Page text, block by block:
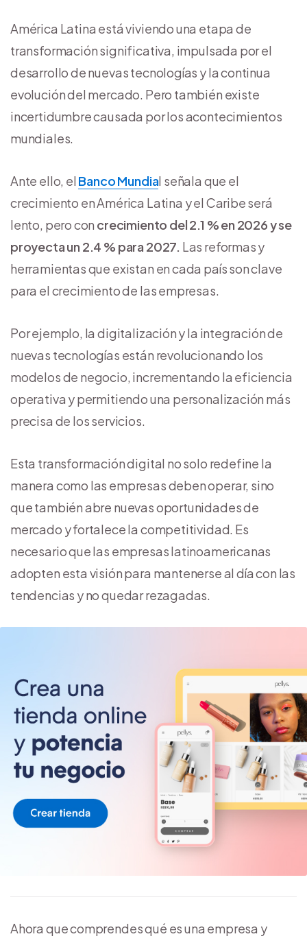
América Latina está viviendo una etapa de
transformación significativa, impulsada por el
desarrollo de nuevas tecnologías y la continua
evolución del mercado. Pero también existe
incertidumbre causada por los acontecimientos
mundiales.
Ante ello, el Banco Mundial señala que el
crecimiento en América Latina y el Caribe será
lento, pero con crecimiento del 2.1 % en 2026 y se
proyecta un 2.4 % para 2027. Las reformas y
herramientas que existan en cada país son clave
para el crecimiento de las empresas.
Por ejemplo, la digitalización y la integración de
nuevas tecnologías están revolucionando los
modelos de negocio, incrementando la eficiencia
operativa y permitiendo una personalización más
precisa de los servicios.
Esta transformación digital no solo redefine la
manera como las empresas deben operar, sino
que también abre nuevas oportunidades de
mercado y fortalece la competitividad. Es
necesario que las empresas latinoamericanas
adopten esta visión para mantenerse al día con las
tendencias y no quedar rezagadas.
Ahora que comprendes qué es una empresa y